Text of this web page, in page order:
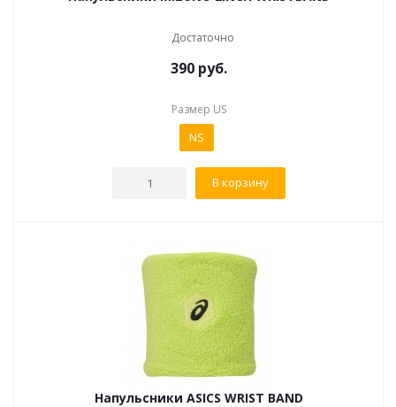
Достаточно
390 руб.
Размер US
NS
В корзину
Напульсники ASICS WRIST BAND